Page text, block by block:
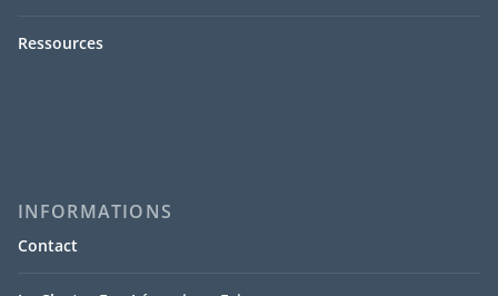
Ressources
INFORMATIONS
Contact